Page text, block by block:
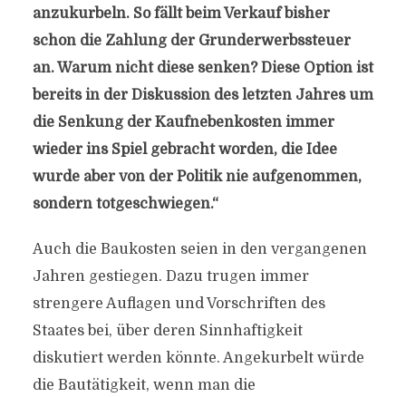
anzukurbeln. So fällt beim Verkauf bisher
schon die Zahlung der Grunderwerbssteuer
an. Warum nicht diese senken? Diese Option ist
bereits in der Diskussion des letzten Jahres um
die Senkung der Kaufnebenkosten immer
wieder ins Spiel gebracht worden, die Idee
wurde aber von der Politik nie aufgenommen,
sondern totgeschwiegen.“
Auch die Baukosten seien in den vergangenen
Jahren gestiegen. Dazu trugen immer
strengere Auflagen und Vorschriften des
Staates bei, über deren Sinnhaftigkeit
diskutiert werden könnte. Angekurbelt würde
die Bautätigkeit, wenn man die